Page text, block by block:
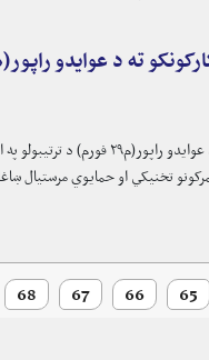
د ترتیبولو په اړه درې ورځنۍ روزنیز ورکشاپ
نن د ګمرکونو په ملي اکاډمۍ کې پیل شو.
تخنیکي او حمایوي مرستیال
65
66
67
68